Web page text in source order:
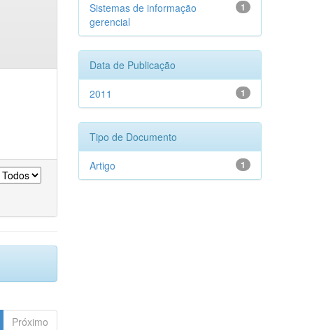
Próximo
1
Sistemas de informação
gerencial
Data de Publicação
1
2011
Tipo de Documento
1
Artigo